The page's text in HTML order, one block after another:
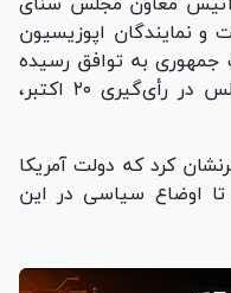
نمایندگان اپوزیسیون
جمهوری به توافق رسیده
و روز شنبه ضمن لغو پیروزی مورالس در رأی‌گیری ۲۰ اکتبر،
کرد که دولت آمریکا
تا اوضاع سیاسی در این